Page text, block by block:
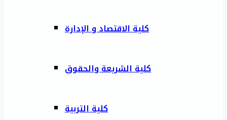
كلية الاقتصاد و الإدارة
كلية الشريعة والحقوق
كلية التربية